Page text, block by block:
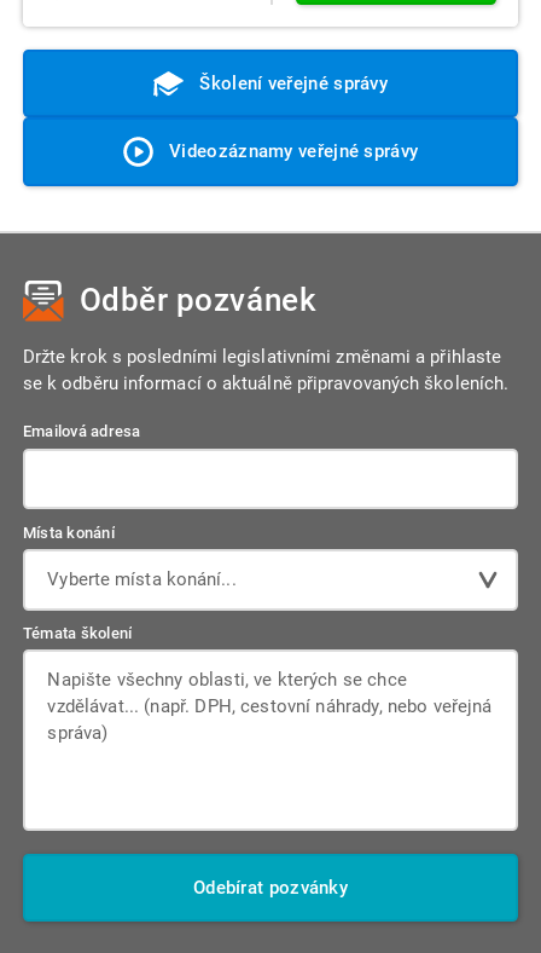
Školení veřejné správy
Videozáznamy veřejné správy
Odběr pozvánek
Držte krok s posledními legislativními změnami a přihlaste
se k odběru informací o aktuálně připravovaných školeních.
Emailová adresa
Místa konání
Vyberte místa konání...
Témata školení
Odebírat pozvánky